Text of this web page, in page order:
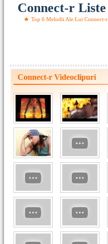
Connect-r Liste
Top 6 Melodii Ale Lui Connect-r
Connect-r Videoclipuri